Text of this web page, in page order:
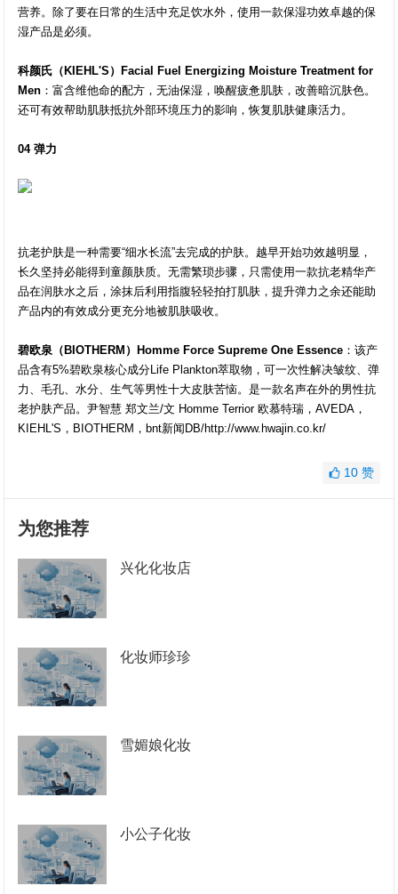
营养。除了要在日常的生活中充足饮水外，使用一款保湿功效卓越的保
湿产品是必须。
科颜氏（KIEHL'S）Facial Fuel Energizing Moisture Treatment for
Men ：富含维他命的配方，无油保湿，唤醒疲惫肌肤，改善暗沉肤色。
还可有效帮助肌肤抵抗外部环境压力的影响，恢复肌肤健康活力。
04 弹力
抗老护肤是一种需要“细水长流”去完成的护肤。越早开始功效越明显，
长久坚持必能得到童颜肤质。无需繁琐步骤，只需使用一款抗老精华产
品在润肤水之后，涂抹后利用指腹轻轻拍打肌肤，提升弹力之余还能助
产品内的有效成分更充分地被肌肤吸收。
碧欧泉（BIOTHERM）Homme Force Supreme One Essence ：该产
品含有5%碧欧泉核心成分Life Plankton萃取物，可一次性解决皱纹、弹
力、毛孔、水分、生气等男性十大皮肤苦恼。是一款名声在外的男性抗
老护肤产品。尹智慧 郑文兰/文 Homme Terrior 欧慕特瑞，AVEDA，
KIEHL'S，BIOTHERM，bnt新闻DB/http://www.hwajin.co.kr/
10 赞
为您推荐
兴化化妆店
化妆师珍珍
雪媚娘化妆
小公子化妆